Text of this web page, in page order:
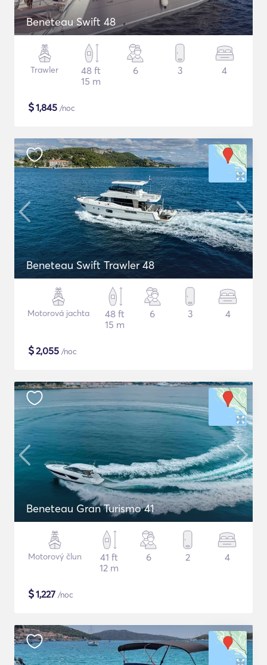
Beneteau Swift 48
Trawler
48 ft
15 m
6 3 4
$1,845 /noc
Beneteau Swift Trawler 48
Motorová jachta
48 ft
15 m
6 3 4
$2,055 /noc
Beneteau Gran Turismo 41
Motorový člun
41 ft
12 m
6 2 4
$1,227 /noc